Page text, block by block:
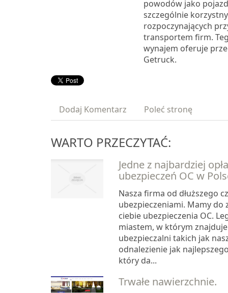
powodów jako
szczególnie
rozpoczynających
transportem firm.
wynajem oferuje
Getruck.
Dodaj Komentarz Poleć stronę
WARTO PRZECZYTAĆ:
Jedne z najbardziej
ubezpieczeń OC w
Nasza firma od dłuższego
ubezpieczeniami. Mamy do
ciebie ubezpieczenia OC.
miastem, w którym
ubezpieczalni takich jak
odnalezienie jak
który da...
Trwałe nawierzchnie.